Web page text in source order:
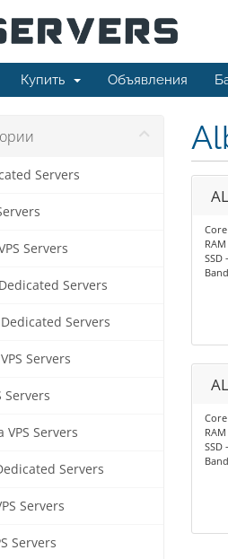
Купить Объявления
Servers
Servers
Servers
Servers
Servers
Servers
VPS Servers
Servers
Servers
Servers
SSD
SSD